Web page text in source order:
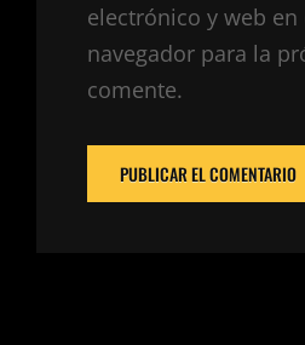
electrónico y web en
navegador para la
comente.